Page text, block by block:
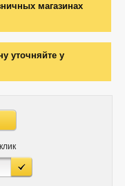
магазинах
уточняйте у